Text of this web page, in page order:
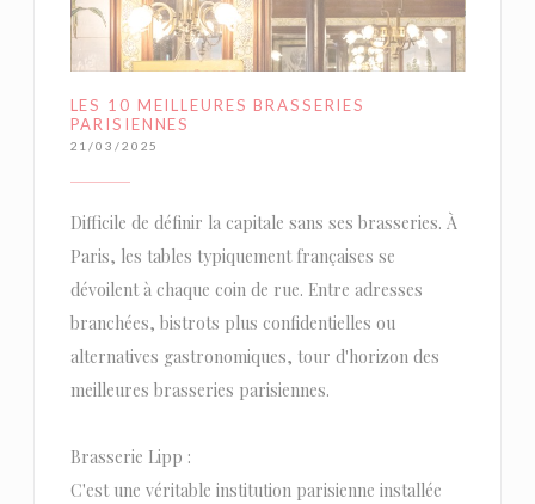
LES 10 MEILLEURES BRASSERIES
PARISIENNES
21/03/2025
Difficile de définir la capitale sans ses brasseries. À
Paris, les tables typiquement françaises se
dévoilent à chaque coin de rue. Entre adresses
branchées, bistrots plus confidentielles ou
alternatives gastronomiques, tour d'horizon des
meilleures brasseries parisiennes.
Brasserie Lipp :
C'est une véritable institution parisienne installée